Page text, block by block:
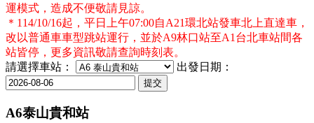
運模式，造成不便敬請見諒。
＊114/10/16起，平日上午07:00自A21環北站發車北上直達車，
改以普通車車型跳站運行，並於A9林口站至A1台北車站間各
站皆停，更多資訊敬請查詢時刻表。
請選擇車站：
出發日期：
A6泰山貴和站